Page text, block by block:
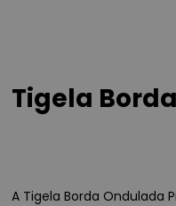
Tigela
A Tigela Borda Ondulada